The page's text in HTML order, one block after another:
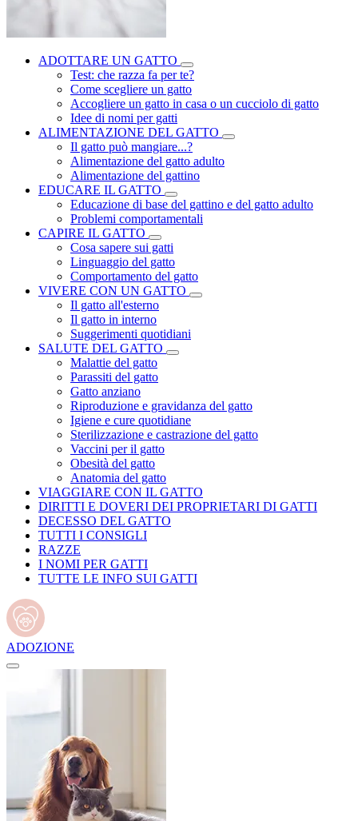
ADOTTARE UN GATTO
Test: che razza fa per te?
Come scegliere un gatto
Accogliere un gatto in casa o un cucciolo di gatto
Idee di nomi per gatti
ALIMENTAZIONE DEL GATTO
Il gatto può mangiare...?
Alimentazione del gatto adulto
Alimentazione del gattino
EDUCARE IL GATTO
Educazione di base del gattino e del gatto adulto
Problemi comportamentali
CAPIRE IL GATTO
Cosa sapere sui gatti
Linguaggio del gatto
Comportamento del gatto
VIVERE CON UN GATTO
Il gatto all'esterno
Il gatto in interno
Suggerimenti quotidiani
SALUTE DEL GATTO
Malattie del gatto
Parassiti del gatto
Gatto anziano
Riproduzione e gravidanza del gatto
Igiene e cure quotidiane
Sterilizzazione e castrazione del gatto
Vaccini per il gatto
Obesità del gatto
Anatomia del gatto
VIAGGIARE CON IL GATTO
DIRITTI E DOVERI DEI PROPRIETARI DI GATTI
DECESSO DEL GATTO
TUTTI I CONSIGLI
RAZZE
I NOMI PER GATTI
TUTTE LE INFO SUI GATTI
ADOZIONE